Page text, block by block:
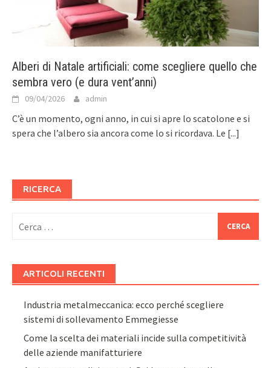
Alberi di Natale artificiali: come scegliere quello che
sembra vero (e dura vent’anni)
09/04/2026 admin
C’è un momento, ogni anno, in cui si apre lo scatolone e si
spera che l’albero sia ancora come lo si ricordava. Le [...]
RICERCA
per:
ARTICOLI RECENTI
Industria metalmeccanica: ecco perché scegliere
sistemi di sollevamento Emmegiesse
Come la scelta dei materiali incide sulla competitività
delle aziende manifatturiere